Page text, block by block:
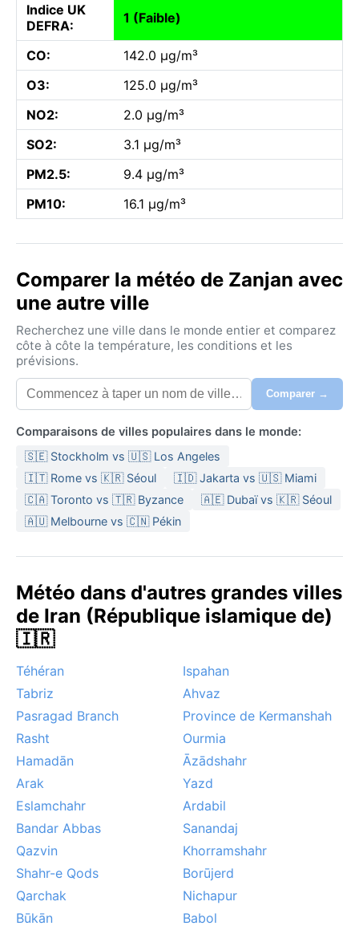
Indice UK
DEFRA:
1 (Faible)
CO:
142.0 µg/m³
O3:
125.0 µg/m³
NO2:
2.0 µg/m³
SO2:
3.1 µg/m³
PM2.5:
9.4 µg/m³
PM10:
16.1 µg/m³
Comparer la météo de Zanjan avec
une autre ville
Recherchez une ville dans le monde entier et comparez
côte à côte la température, les conditions et les
prévisions.
Comparer →
Comparaisons de villes populaires dans le monde:
🇸🇪 Stockholm vs 🇺🇸 Los Angeles
🇮🇹 Rome vs 🇰🇷 Séoul
🇮🇩 Jakarta vs 🇺🇸 Miami
🇨🇦 Toronto vs 🇹🇷 Byzance
🇦🇪 Dubaï vs 🇰🇷 Séoul
🇦🇺 Melbourne vs 🇨🇳 Pékin
Météo dans d'autres grandes villes
de Iran (République islamique de)
🇮🇷
Téhéran
Ispahan
Tabriz
Ahvaz
Pasragad Branch
Province de Kermanshah
Rasht
Ourmia
Hamadān
Āzādshahr
Arak
Yazd
Eslamchahr
Ardabil
Bandar Abbas
Sanandaj
Qazvin
Khorramshahr
Shahr-e Qods
Borūjerd
Qarchak
Nichapur
Būkān
Babol